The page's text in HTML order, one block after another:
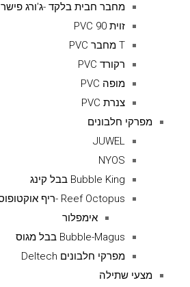
מחבר חבית בלקד -ג'ורג פישר GEORGE FISCHER
זוית 90 PVC
T מחבר PVC
רקורד PVC
מופה PVC
צנרת PVC
מפרקי חלבונים
JUWEL
NYOS
Bubble King בבל קינג
Reef Octopus -ריף אוקטופוס
אימפלור
Bubble-Magus בבל מגוס
מפרקי חלבונים Deltech
מצעי שתילה